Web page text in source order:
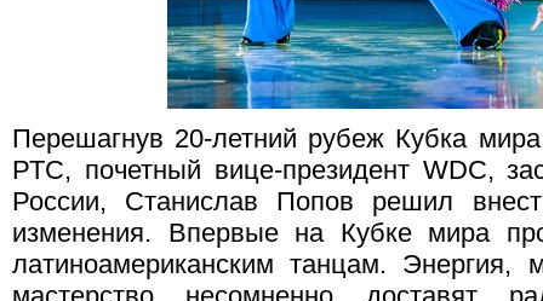
Перешагнув 20-летний рубеж Кубка
РТС, почетный вице-президент WDC,
России, Станислав Попов решил
изменения. Впервые на Кубке мира
латиноамериканским танцам. Энергия,